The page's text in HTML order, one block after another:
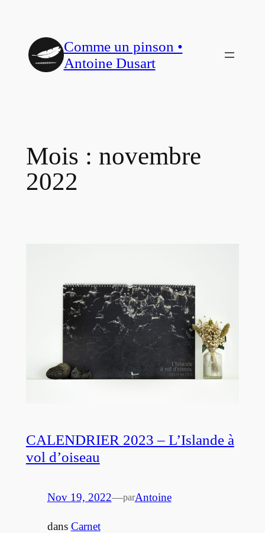
contenu
Comme un pinson •
Antoine Dusart
Mois : novembre
2022
CALENDRIER 2023 – L’Islande à
vol d’oiseau
Nov 19, 2022—parAntoine
dans Carnet